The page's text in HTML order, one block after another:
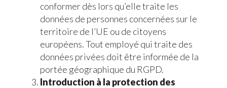
conformer dès lors qu’elle traite les
données de personnes concernées sur le
territoire de l’UE ou de citoyens
européens. Tout employé qui traite des
données privées doit être informée de la
portée géographique du RGPD.
Introduction à la protection des